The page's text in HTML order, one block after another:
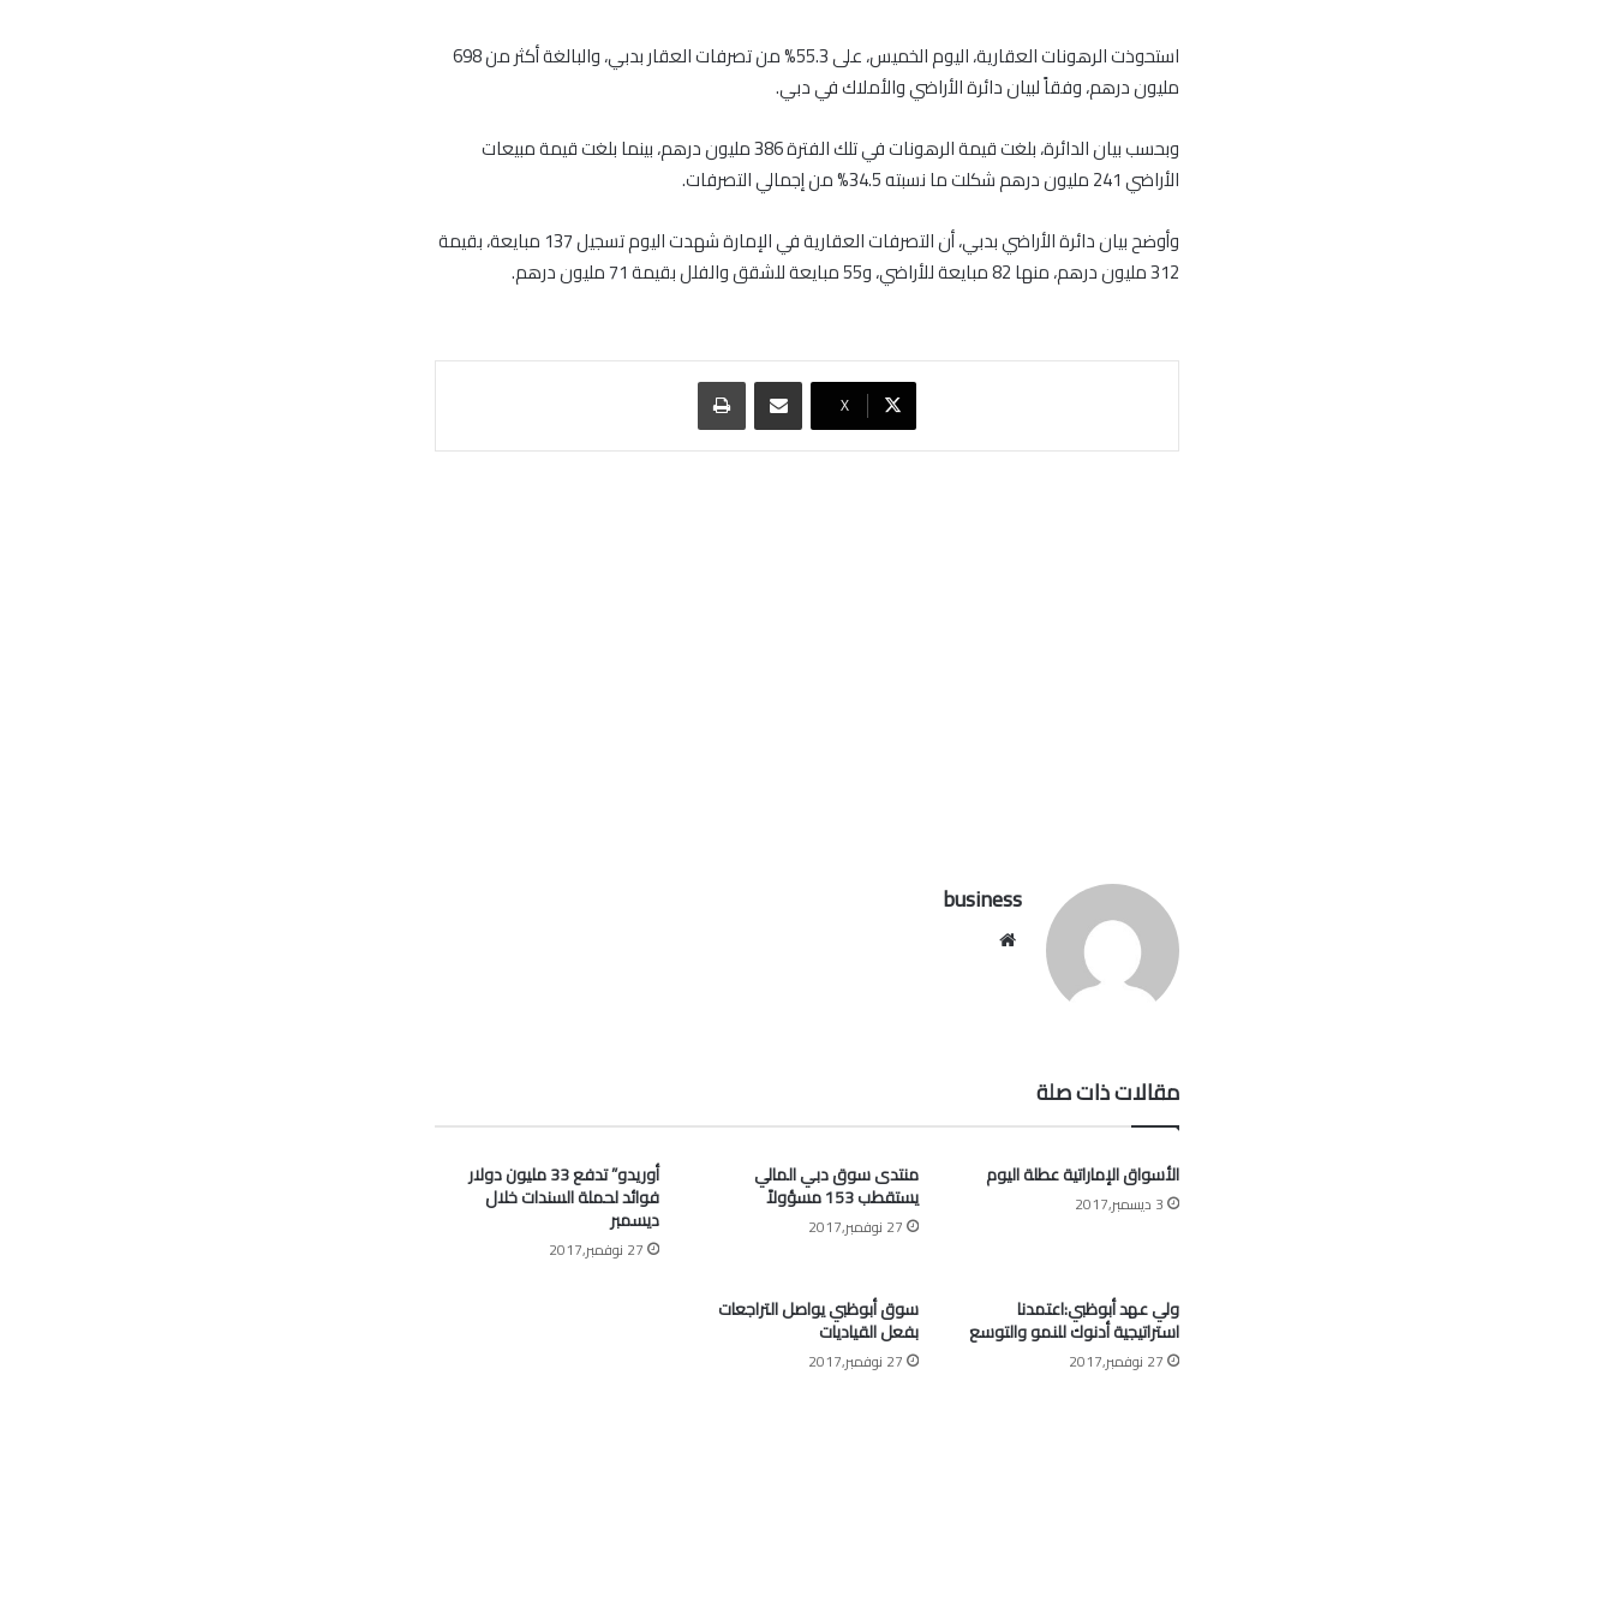
استحوذت الرهونات العقارية، اليوم الخميس، على 55.3% من تصرفات العقار بدبي، والبالغة أكثر من 698
مليون درهم، وفقاً لبيان دائرة الأراضي والأملاك في دبي.
وبحسب بيان الدائرة، بلغت قيمة الرهونات في تلك الفترة 386 مليون درهم، بينما بلغت قيمة مبيعات
الأراضي 241 مليون درهم شكلت ما نسبته 34.5% من إجمالي التصرفات.
وأوضح بيان دائرة الأراضي بدبي، أن التصرفات العقارية في الإمارة شهدت اليوم تسجيل 137 مبايعة، بقيمة
312 مليون درهم، منها 82 مبايعة للأراضي، و55 مبايعة للشقق والفلل بقيمة 71 مليون درهم.
‫X
مشاركة عبر البريد طباعة
business
مقالات ذات صلة
الأسواق الإماراتية عطلة اليوم
3 ديسمبر,2017
منتدى سوق دبي المالي
يستقطب 153 مسؤولاً
27 نوفمبر,2017
أوريدو” تدفع 33 مليون دولار
فوائد لحملة السندات خلال
ديسمبر
27 نوفمبر,2017
ولي عهد أبوظبي:اعتمدنا
استراتيجية أدنوك للنمو والتوسع
27 نوفمبر,2017
سوق أبوظبي يواصل التراجعات
بفعل القياديات
27 نوفمبر,2017